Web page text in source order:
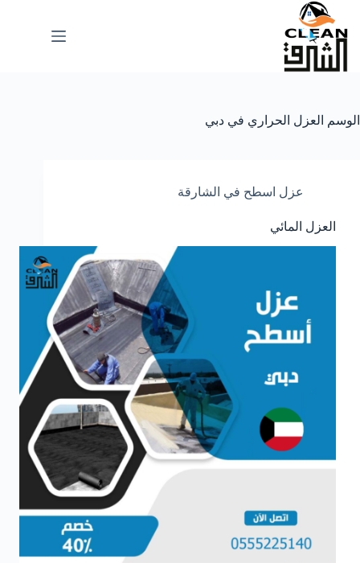
التجاوز
المحتوى
الوسم العزل الحراري في دبي
عزل اسطح في الشارقة
العزل المائي